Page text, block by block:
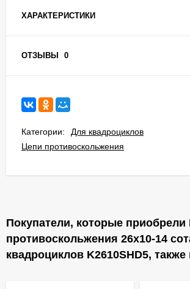
ХАРАКТЕРИСТИКИ
ОТЗЫВЫ 0
Категории:
Для квадроциклов
Цепи противоскольжения
Покупатели, которые приобрели
противоскольжения 26x10-14
квадроциклов K2610SHD5, также